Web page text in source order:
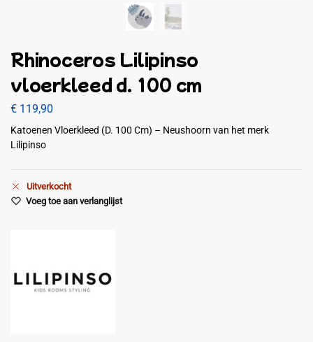
Rhinoceros Lilipinso
vloerkleed d. 100 cm
€ 119,90
Katoenen Vloerkleed (D. 100 Cm) – Neushoorn van het merk
Lilipinso
Uitverkocht
Voeg toe aan verlanglijst